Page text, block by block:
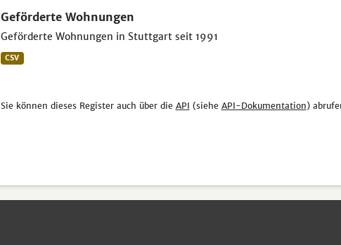
Geförderte Wohnungen
Geförderte Wohnungen in Stuttgart seit 1991
CSV
Sie können dieses Register auch über die API (siehe API-Dokumentation)